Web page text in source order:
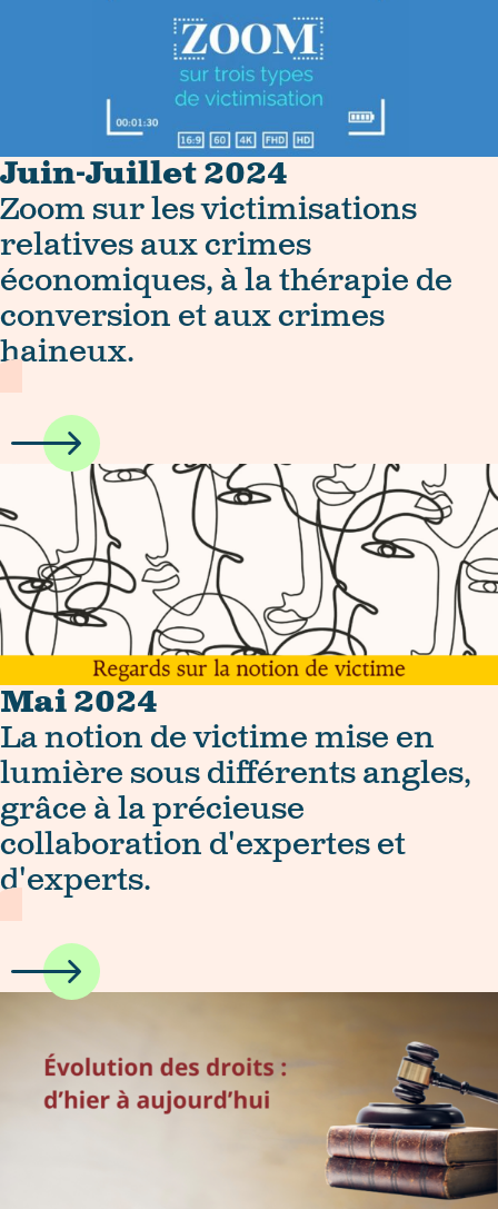
Juin-Juillet 2024
Zoom sur les victimisations
relatives aux crimes
économiques, à la thérapie de
conversion et aux crimes
haineux.
Mai 2024
La notion de victime mise en
lumière sous différents angles,
grâce à la précieuse
collaboration d'expertes et
d'experts.